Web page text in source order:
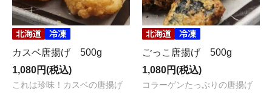
カスベ唐揚げ 500g
1,080円(税込)
これは珍味！カスベの唐揚げ
ごっこ唐揚げ 500g
1,080円(税込)
コラーゲンたっぷりの唐揚げ